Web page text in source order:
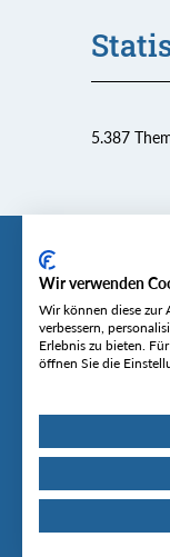
5.387
Über uns
©
Wir verwenden
Wir können diese zur
verbessern,
Erlebnis zu bieten.
öffnen Sie die